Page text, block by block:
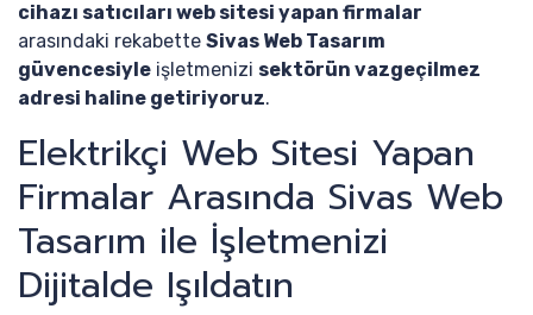
cihazı satıcıları web sitesi yapan firmalar
arasındaki rekabette Sivas Web Tasarım
güvencesiyle işletmenizi sektörün vazgeçilmez
adresi haline getiriyoruz.
Elektrikçi Web Sitesi Yapan
Firmalar Arasında Sivas Web
Tasarım ile İşletmenizi
Dijitalde Işıldatın